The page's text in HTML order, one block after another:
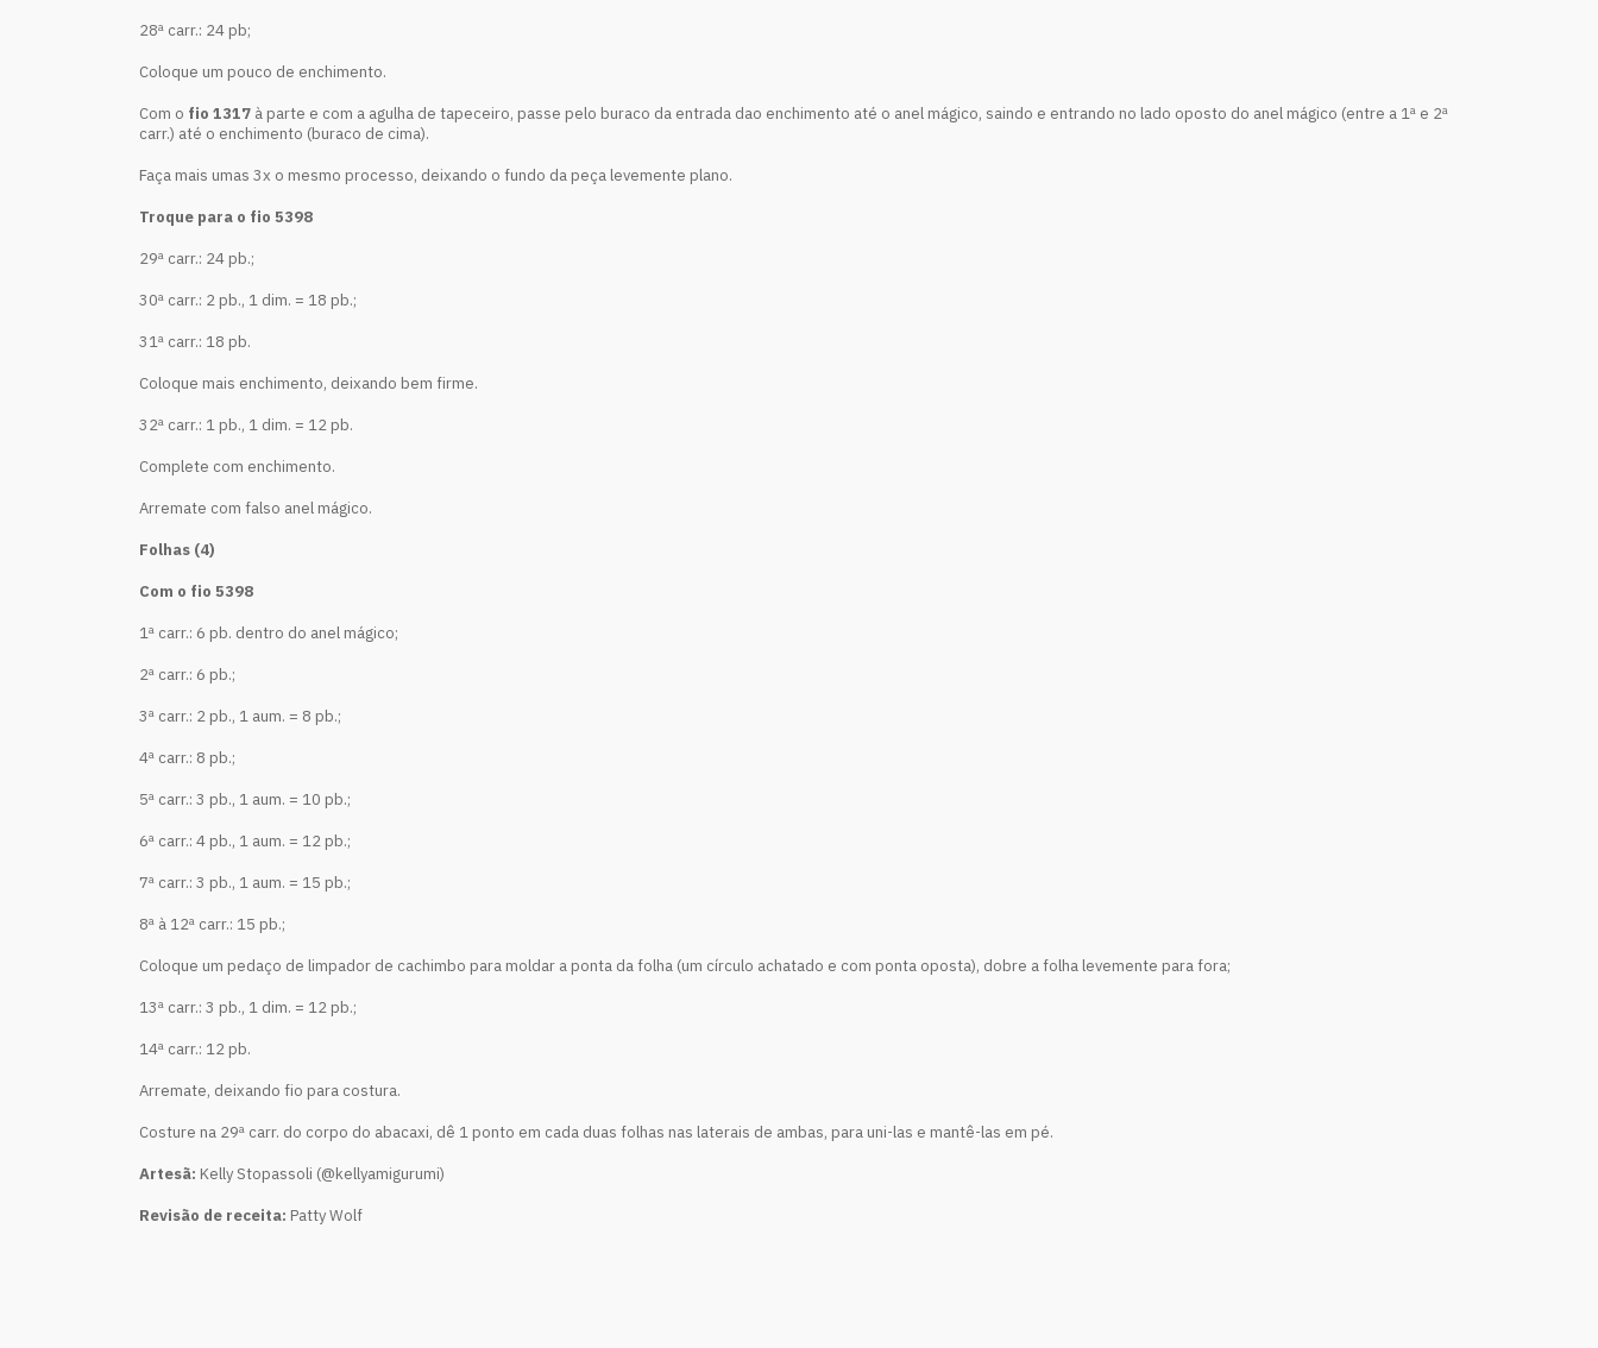
28ª carr.: 24 pb;
Coloque um pouco de enchimento.
Com o fio 1317 à parte e com a agulha de tapeceiro, passe pelo buraco da entrada dao enchimento até o anel mágico, saindo e entrando no lado oposto do anel mágico (entre a 1ª e 2ª
carr.) até o enchimento (buraco de cima).
Faça mais umas 3x o mesmo processo, deixando o fundo da peça levemente plano.
Troque para o fio 5398
29ª carr.: 24 pb.;
30ª carr.: 2 pb., 1 dim. = 18 pb.;
31ª carr.: 18 pb.
Coloque mais enchimento, deixando bem firme.
32ª carr.: 1 pb., 1 dim. = 12 pb.
Complete com enchimento.
Arremate com falso anel mágico.
Folhas (4)
Com o fio 5398
1ª carr.: 6 pb. dentro do anel mágico;
2ª carr.: 6 pb.;
3ª carr.: 2 pb., 1 aum. = 8 pb.;
4ª carr.: 8 pb.;
5ª carr.: 3 pb., 1 aum. = 10 pb.;
6ª carr.: 4 pb., 1 aum. = 12 pb.;
7ª carr.: 3 pb., 1 aum. = 15 pb.;
8ª à 12ª carr.: 15 pb.;
Coloque um pedaço de limpador de cachimbo para moldar a ponta da folha (um círculo achatado e com ponta oposta), dobre a folha levemente para fora;
13ª carr.: 3 pb., 1 dim. = 12 pb.;
14ª carr.: 12 pb.
Arremate, deixando fio para costura.
Costure na 29ª carr. do corpo do abacaxi, dê 1 ponto em cada duas folhas nas laterais de ambas, para uni-las e mantê-las em pé.
Artesã: Kelly Stopassoli (@kellyamigurumi)
Revisão de receita: Patty Wolf